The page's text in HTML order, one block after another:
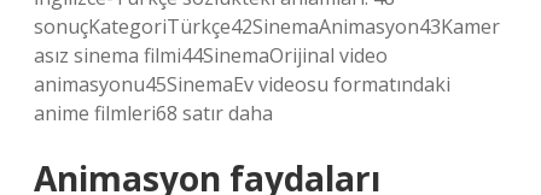
sonuçKategoriTürkçe42SinemaAnimasyon43Kamer
asız sinema filmi44SinemaOrijinal video
animasyonu45SinemaEv videosu formatındaki
anime filmleri68 satır daha
Animasyon faydaları